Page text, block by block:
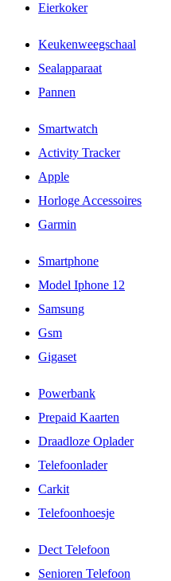
Eierkoker
Keukenweegschaal
Sealapparaat
Pannen
Smartwatch
Activity Tracker
Apple
Horloge Accessoires
Garmin
Smartphone
Model Iphone 12
Samsung
Gsm
Gigaset
Powerbank
Prepaid Kaarten
Draadloze Oplader
Telefoonlader
Carkit
Telefoonhoesje
Dect Telefoon
Senioren Telefoon